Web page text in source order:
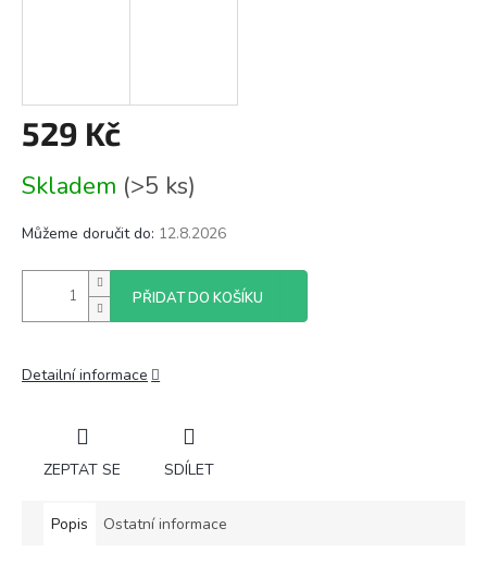
529 Kč
cena:
Skladem (>5 ks)
Můžeme doručit do: 12.8.2026
PŘIDAT DO KOŠÍKU
Detailní informace
ZEPTAT SE SDÍLET
Popis Ostatní informace